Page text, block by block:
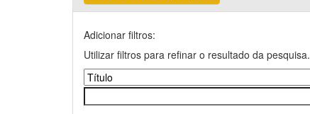
Adicionar filtros:
Utilizar filtros para refinar o resultado da pesquisa.